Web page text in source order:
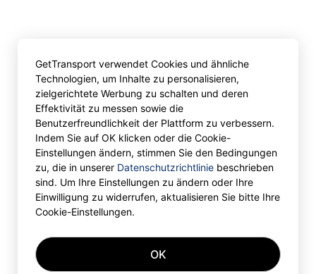
GetTransport verwendet Cookies und ähnliche
Technologien, um Inhalte zu personalisieren,
zielgerichtete Werbung zu schalten und deren
Effektivität zu messen sowie die
Benutzerfreundlichkeit der Plattform zu verbessern.
Indem Sie auf OK klicken oder die Cookie-
Einstellungen ändern, stimmen Sie den Bedingungen
zu, die in unserer Datenschutzrichtlinie beschrieben
sind. Um Ihre Einstellungen zu ändern oder Ihre
Einwilligung zu widerrufen, aktualisieren Sie bitte Ihre
Cookie-Einstellungen.
OK